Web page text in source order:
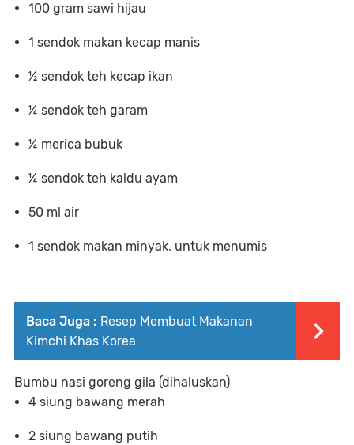
100 gram sawi hijau
1 sendok makan kecap manis
½ sendok teh kecap ikan
¼ sendok teh garam
¼ merica bubuk
¼ sendok teh kaldu ayam
50 ml air
1 sendok makan minyak, untuk menumis
Baca Juga : Resep Membuat Makanan
Kimchi Khas Korea
Bumbu nasi goreng gila (dihaluskan)
4 siung bawang merah
2 siung bawang putih